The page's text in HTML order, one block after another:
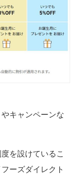
キャンペーンな
を設けているこ
ーズダイレクト